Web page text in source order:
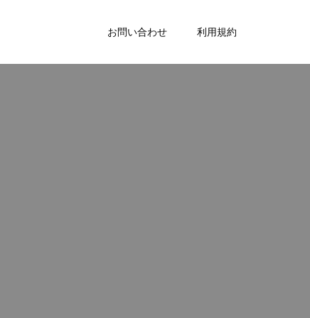
お問い合わせ 利用規約